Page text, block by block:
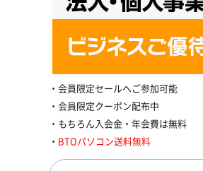
会員限定セールへご参加可能
会員限定クーポン配布中
もちろん入会金・年会費は無料
BTOパソコン送料無料